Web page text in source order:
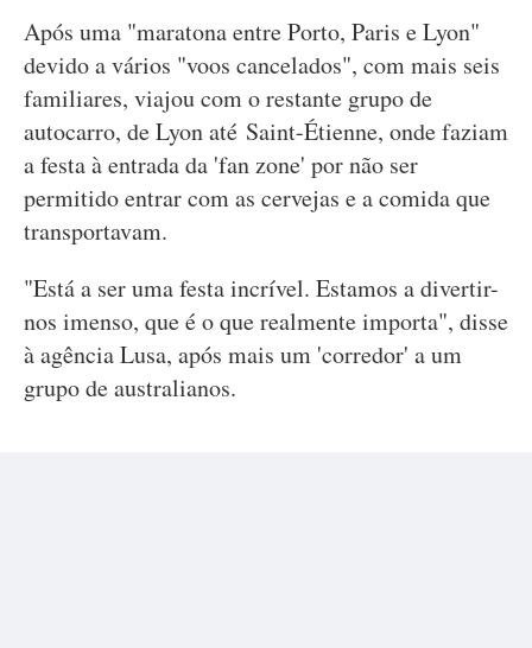
Após uma "maratona entre Porto, Paris e Lyon"
devido a vários "voos cancelados", com mais seis
familiares, viajou com o restante grupo de
autocarro, de Lyon até Saint-Étienne, onde faziam
a festa à entrada da 'fan zone' por não ser
permitido entrar com as cervejas e a comida que
transportavam.
"Está a ser uma festa incrível. Estamos a divertir-
nos imenso, que é o que realmente importa", disse
à agência Lusa, após mais um 'corredor' a um
grupo de australianos.